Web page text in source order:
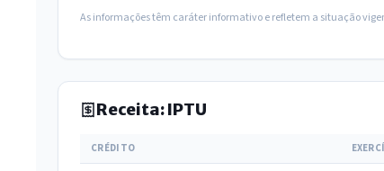
As informações têm caráter informativo e refletem a situação
Receita: IPTU
CRÉDITO